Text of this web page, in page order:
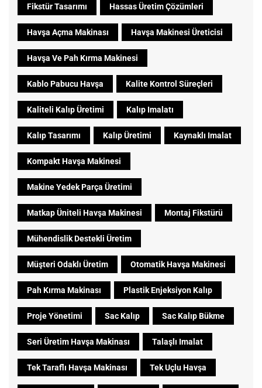
Fikstür Tasarımı Hassas Üretim Çözümleri
Havşa Açma Makinası Havşa Makinesi Üreticisi
Havşa Ve Pah Kırma Makinesi
Kablo Pabucu Havşa Kalite Kontrol Süreçleri
Kaliteli Kalıp Üretimi Kalıp Imalatı
Kalıp Tasarımı Kalıp Üretimi Kaynaklı Imalat
Kompakt Havşa Makinesi
Makine Yedek Parça Üretimi
Matkap Üniteli Havşa Makinesi Montaj Fikstürü
Mühendislik Destekli Üretim
Müşteri Odaklı Üretim Otomatik Havşa Makinesi
Pah Kırma Makinası Plastik Enjeksiyon Kalıp
Proje Yönetimi Sac Kalıp Sac Kalıp Bükme
Seri Üretim Havşa Makinası Talaşlı Imalat
Tek Taraflı Havşa Makinası Tek Uçlu Havşa